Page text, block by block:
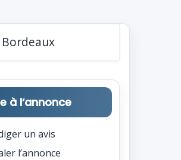
Bordeaux
à l’annonce
un avis
l’annonce